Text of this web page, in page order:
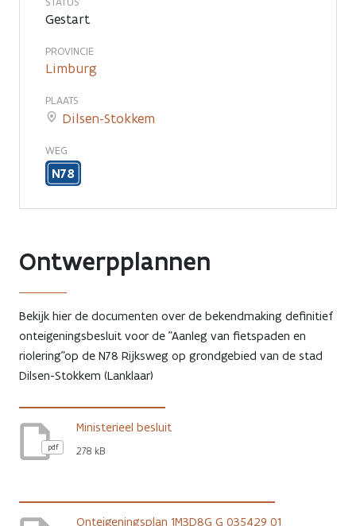
Gestart
PROVINCIE
Limburg
PLAATS
Dilsen-Stokkem
WEG
N78
Ontwerpplannen
Bekijk hier de documenten over de bekendmaking definitief
onteigeningsbesluit voor de "Aanleg van fietspaden en
riolering”op de N78 Rijksweg op grondgebied van de stad
Dilsen-Stokkem (Lanklaar)
pdf
Ministerieel besluit
278 kB
Onteigeningsplan 1M3D8G G 035429 01